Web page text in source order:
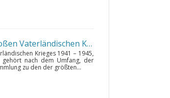
Nationales Museum der Geschichte des Großen Vaterländischen Krieges
Krieges 1941 – 1945,
nach dem Umfang, der
zu den der größten...